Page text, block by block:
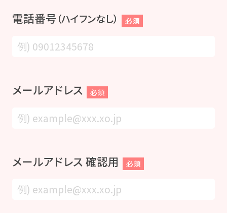
電話番号（ハイフンなし） 必須
メールアドレス 必須
メールアドレス 確認用 必須